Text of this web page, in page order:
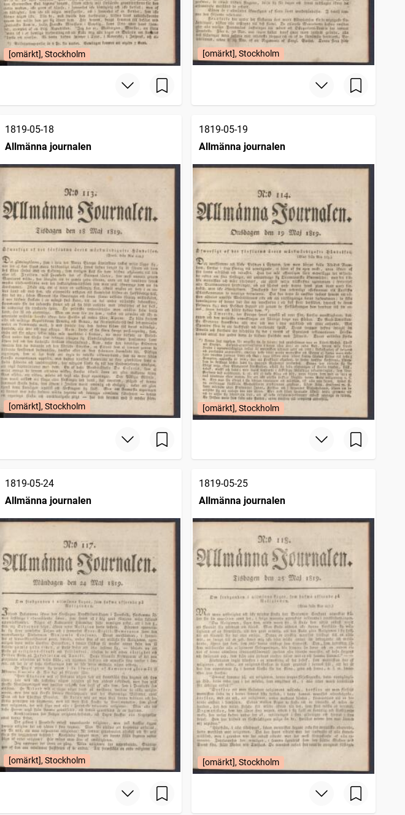
[omärkt], Stockholm [omärkt], Stockholm
1819-05-18
Allmänna journalen
[omärkt], Stockholm
1819-05-19
Allmänna journalen
[omärkt], Stockholm
1819-05-24
Allmänna journalen
[omärkt], Stockholm
1819-05-25
Allmänna journalen
[omärkt], Stockholm